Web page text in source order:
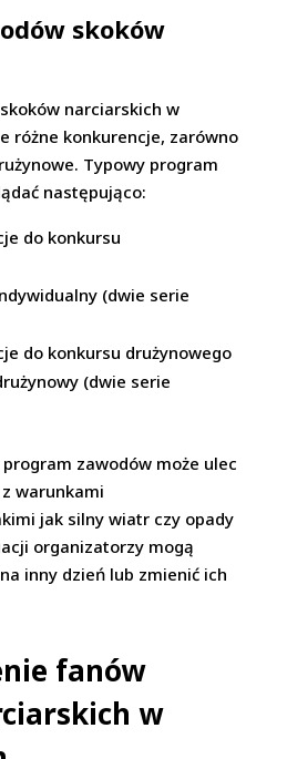
skoków
skoków narciarskich w
różne konkurencje, zarówno
Typowy program
następująco:
do konkursu
(dwie serie
do konkursu drużynowego
(dwie serie
zawodów może ulec
warunkami
jak silny wiatr czy opady
organizatorzy mogą
inny dzień lub zmienić ich
fanów
w